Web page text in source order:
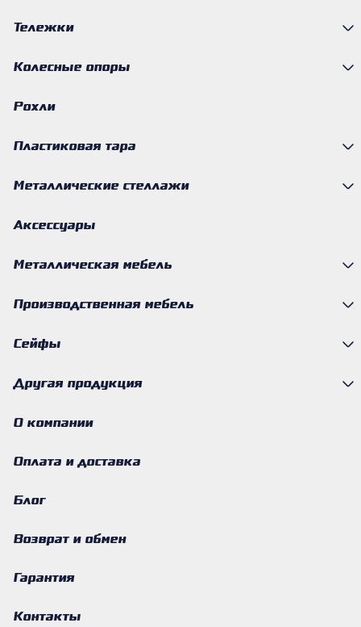
Тележки
Колесные опоры
Рохли
Пластиковая тара
Металлические стеллажи
Аксессуары
Металлическая мебель
Производственная мебель
Сейфы
Другая продукция
О компании
Оплата и доставка
Блог
Возврат и обмен
Гарантия
Контакты